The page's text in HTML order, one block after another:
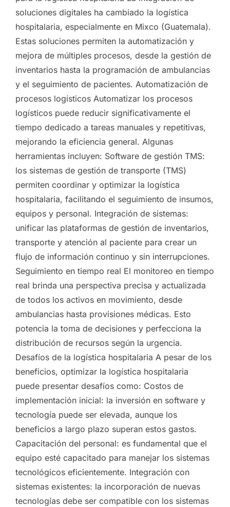
soluciones digitales ha cambiado la logística
hospitalaria, especialmente en Mixco (Guatemala).
Estas soluciones permiten la automatización y
mejora de múltiples procesos, desde la gestión de
inventarios hasta la programación de ambulancias
y el seguimiento de pacientes. Automatización de
procesos logísticos Automatizar los procesos
logísticos puede reducir significativamente el
tiempo dedicado a tareas manuales y repetitivas,
mejorando la eficiencia general. Algunas
herramientas incluyen: Software de gestión TMS:
los sistemas de gestión de transporte (TMS)
permiten coordinar y optimizar la logística
hospitalaria, facilitando el seguimiento de insumos,
equipos y personal. Integración de sistemas:
unificar las plataformas de gestión de inventarios,
transporte y atención al paciente para crear un
flujo de información continuo y sin interrupciones.
Seguimiento en tiempo real El monitoreo en tiempo
real brinda una perspectiva precisa y actualizada
de todos los activos en movimiento, desde
ambulancias hasta provisiones médicas. Esto
potencia la toma de decisiones y perfecciona la
distribución de recursos según la urgencia.
Desafíos de la logística hospitalaria A pesar de los
beneficios, optimizar la logística hospitalaria
puede presentar desafíos como: Costos de
implementación inicial: la inversión en software y
tecnología puede ser elevada, aunque los
beneficios a largo plazo superan estos gastos.
Capacitación del personal: es fundamental que el
equipo esté capacitado para manejar los sistemas
tecnológicos eficientemente. Integración con
sistemas existentes: la incorporación de nuevas
tecnologías debe ser compatible con los sistemas